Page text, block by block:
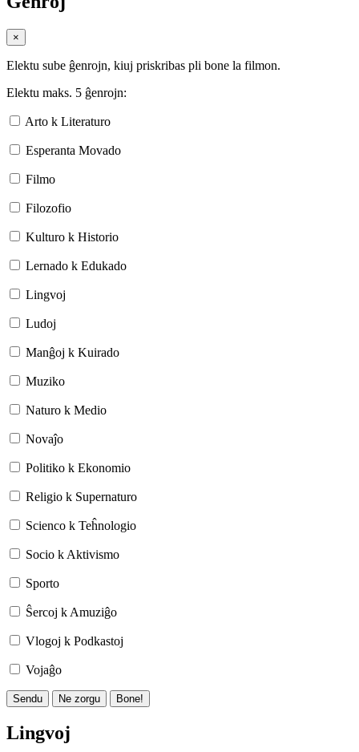
×
Elektu sube ĝenrojn, kiuj priskribas pli bone la filmon.
Elektu maks. 5 ĝenrojn:
Arto k Literaturo
Esperanta Movado
Filmo
Filozofio
Kulturo k Historio
Lernado k Edukado
Lingvoj
Ludoj
Manĝoj k Kuirado
Muziko
Naturo k Medio
Novaĵo
Politiko k Ekonomio
Religio k Supernaturo
Scienco k Teĥnologio
Socio k Aktivismo
Sporto
Ŝercoj k Amuziĝo
Vlogoj k Podkastoj
Vojaĝo
Sendu Ne zorgu Bone!
Lingvoj